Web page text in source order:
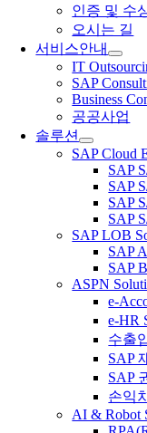
인증 및 수
오시는 길
서비스안내
IT
SAP
Business
공공사업
솔루션
SAP Cloud
SAP
SAP
SAP
SAP
SAP LOB
SAP
SAP
ASPN
e-
e-HR
수출
SAP
SAP
손익
AI & Robot